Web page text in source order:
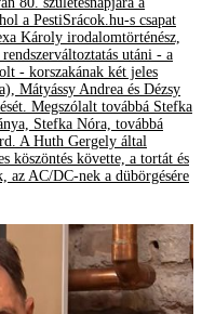
a PestiSrácok.hu-s csapat
Károly irodalomtörténész,
utáni - a
- korszakának két jeles
Mátyássy Andrea és Dézsy
Megszólalt továbbá Stefka
Stefka Nóra, továbbá
A Huth Gergely által
köszöntés követte, a tortát és
az AC/DC-nek a dübörgésére